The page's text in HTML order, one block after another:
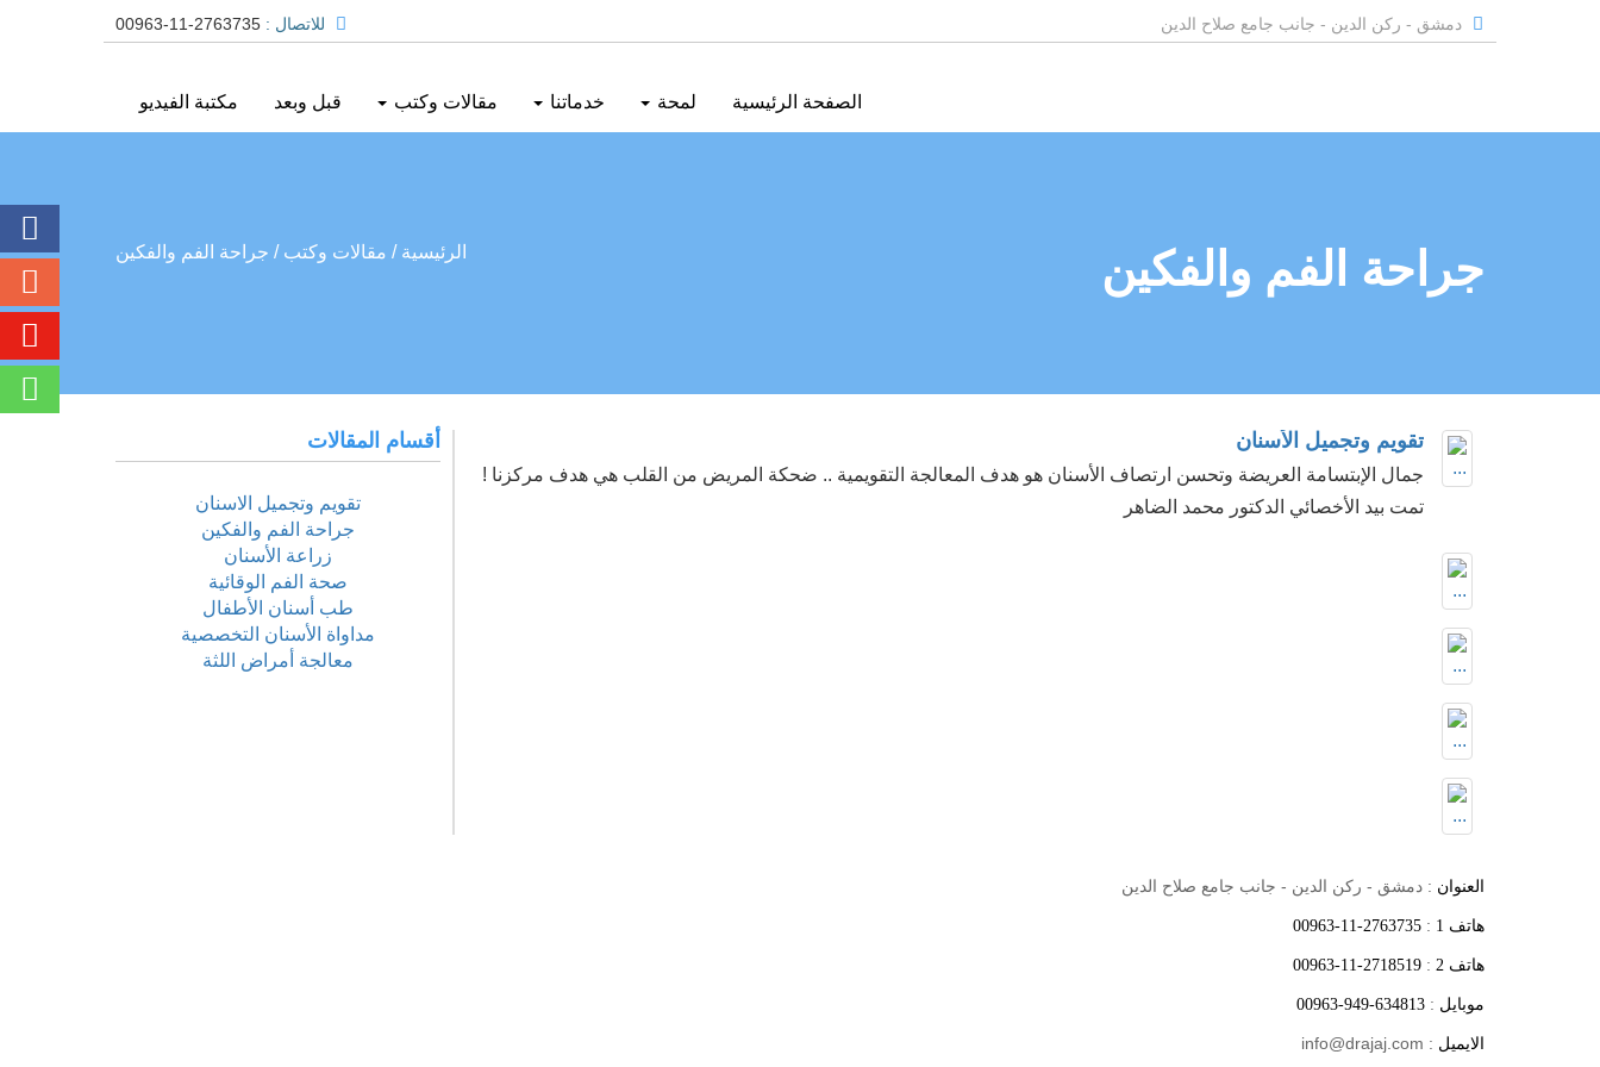
دمشق - ركن الدين - جانب جامع صلاح الدين للاتصال : 00963-11-2763735
الصفحة الرئيسية لمحة خدماتنا مقالات وكتب قبل وبعد مكتبة الفيديو
جراحة الفم والفكين الرئيسية / مقالات وكتب / جراحة الفم والفكين
تقويم وتجميل الأسنان
جمال الإبتسامة العريضة وتحسن ارتصاف الأسنان هو هدف المعالجة التقويمية .. ضحكة المريض من القلب هي هدف مركزنا !
تمت بيد الأخصائي الدكتور محمد الضاهر
أقسام المقالات
تقويم وتجميل الاسنان
جراحة الفم والفكين
زراعة الأسنان
صحة الفم الوقائية
طب أسنان الأطفال
مداواة الأسنان التخصصية
معالجة أمراض اللثة
العنوان : دمشق - ركن الدين - جانب جامع صلاح الدين
هاتف 1 :
00963-11-2763735
هاتف 2 :
00963-11-2718519
موبايل :
00963-949-634813
الايميل : info@drajaj.com